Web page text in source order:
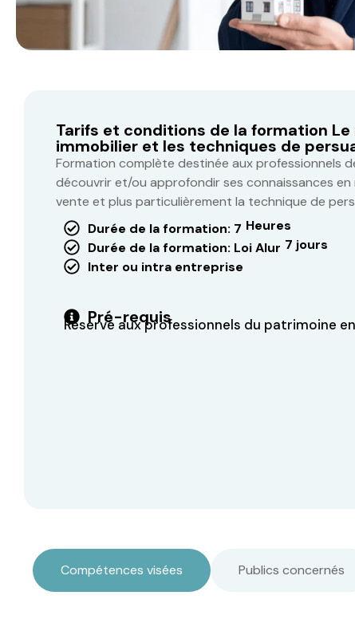
Tarifs et conditions de la formation
immobilier et les techniques de
Formation complète destinée aux professionnels
découvrir et/ou approfondir ses connaissances
vente et plus particulièrement la technique de
Durée de la formation: 7 Heures
Durée de la formation: Loi Alur 7 jours
Inter ou intra entreprise
Pré-requis
Réservé aux professionnels du patrimoine
Compétences visées Publics concernés